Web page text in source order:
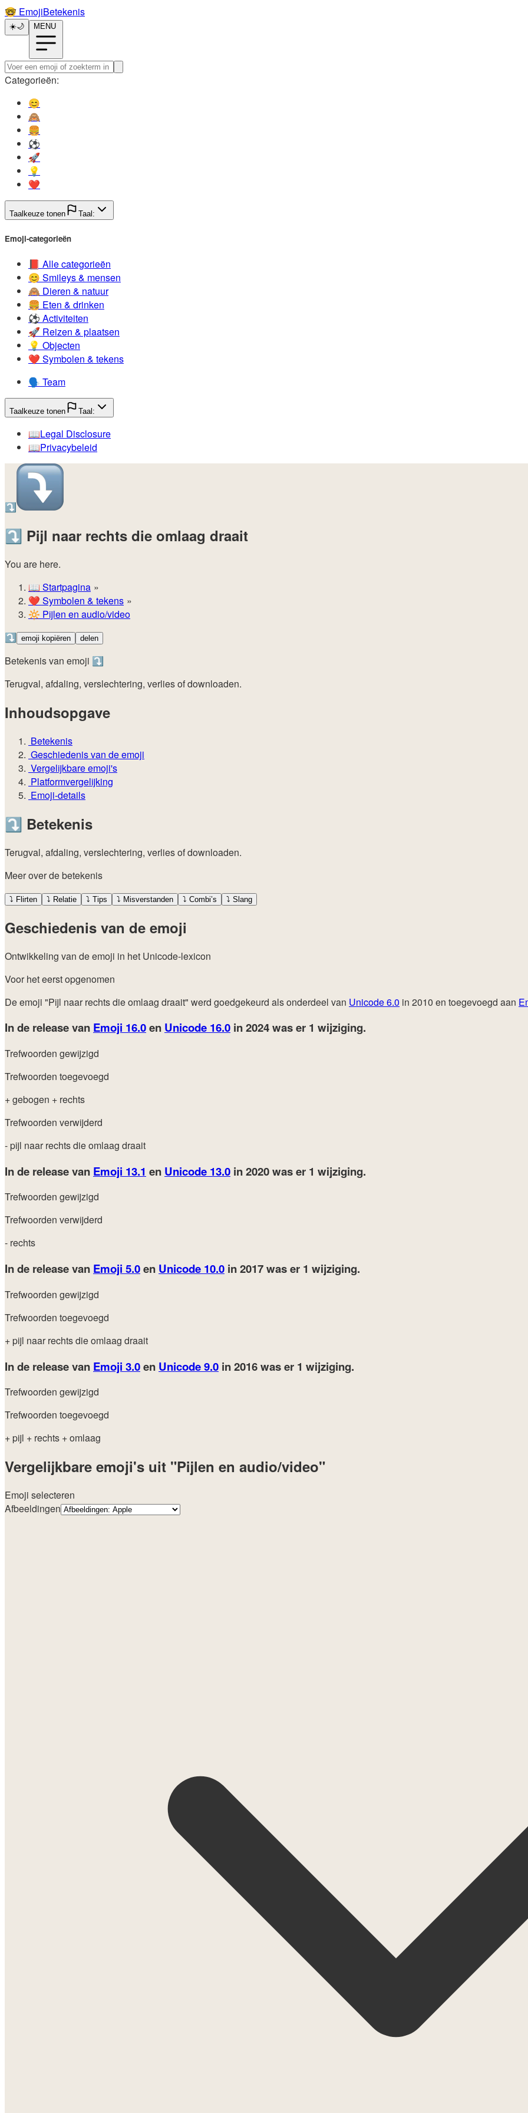
🤓️ EmojiBetekenis
☀️🌙 MENU
Categorieën:
😊️
🙈️
🍔️
⚽️
🚀️
💡️
❤️
Taalkeuze tonen Taal:
Emoji-categorieën
📕️ Alle categorieën
😊️ Smileys & mensen
🙈️ Dieren & natuur
🍔️ Eten & drinken
⚽️ Activiteiten
🚀️ Reizen & plaatsen
💡️ Objecten
❤️ Symbolen & tekens
🗣️ Team
Taalkeuze tonen Taal:
📖️Legal Disclosure
📖️Privacybeleid
⤵️
⤵️ Pijl naar rechts die omlaag draait
You are here.
📖 Startpagina
❤️ Symbolen & tekens
🔆 Pijlen en audio/video
⤵️ emoji kopiëren delen
Betekenis van emoji ⤵️
Terugval, afdaling, verslechtering, verlies of downloaden.
Inhoudsopgave
Betekenis
Geschiedenis van de emoji
Vergelijkbare emoji's
Platformvergelijking
Emoji-details
⤵️ Betekenis
Terugval, afdaling, verslechtering, verlies of downloaden.
Meer over de betekenis
⤵️ Flirten ⤵️ Relatie ⤵️ Tips ⤵️ Misverstanden ⤵️ Combi’s ⤵️ Slang
Geschiedenis van de emoji
Ontwikkeling van de emoji in het Unicode-lexicon
Voor het eerst opgenomen
De emoji "Pijl naar rechts die omlaag draait" werd goedgekeurd als onderdeel van Unicode 6.0 in 2010 en toegevoegd aan
In de release van Emoji 16.0en Unicode 16.0 in 2024was er 1 wijziging.
Trefwoorden gewijzigd
Trefwoorden toegevoegd
+ gebogen + rechts
Trefwoorden verwijderd
- pijl naar rechts die omlaag draait
In de release van Emoji 13.1 en Unicode 13.0 in 2020was er 1 wijziging.
Trefwoorden gewijzigd
Trefwoorden verwijderd
- rechts
In de release van Emoji 5.0en Unicode 10.0 in 2017was er 1 wijziging.
Trefwoorden gewijzigd
Trefwoorden toegevoegd
+ pijl naar rechts die omlaag draait
In de release van Emoji 3.0en Unicode 9.0 in 2016was er 1 wijziging.
Trefwoorden gewijzigd
Trefwoorden toegevoegd
+ pijl + rechts + omlaag
Vergelijkbare emoji's uit "Pijlen en audio/video"
Emoji selecteren
Afbeeldingen